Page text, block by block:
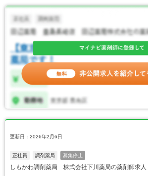
更新日：2026年2月6日
正社員 調剤薬局 募集停止
しもかわ調剤薬局 株式会社下川薬局の薬剤師求人